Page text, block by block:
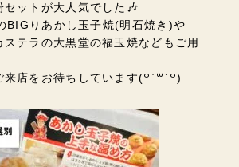
セットが大人気でした🎶
BIGりあかし玉子焼(明石焼き)や
ステラの大黒堂の福玉焼などもご用
店をお待ちしています(꒪ˊ꒳ˋ꒪)